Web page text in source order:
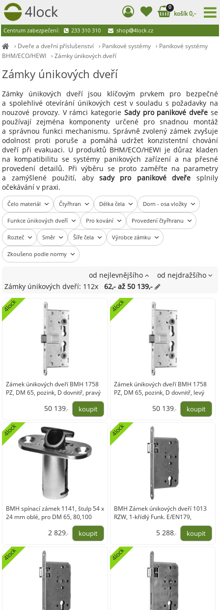
› Dveře a dveřní příslušenství › Panikové systémy › Panikové systémy
BHM/ECO/HEWI ›Zámky únikových dveří
Zámky únikových dveří
Zámky únikových dveří jsou klíčovým prvkem pro bezpečné
a spolehlivé otevírání únikových cest v souladu s požadavky na
nouzové provozy. V rámci kategorie Sady pro panikové dveřese
používají zejména komponenty určené pro snadnou montáž
a správnou funkci mechanismu. Správně zvolený zámek zvyšuje
odolnost proti poruše a pomáhá udržet konzistentní chování
dveří při evakuaci. U produktů BHM/ECO/HEWI je důraz kladen
na kompatibilitu se systémy panikových zařízení a na přesné
provedení detailů. Při výběru se proto zaměřte na parametry
a zamýšlené použití, aby sady pro panikové dveře splnily
očekávání v praxi.
Čelo materiál Čtyřhran Délka čela Dorn - osa vložky
Funkce únikových dveří Pro kování Provedení čtyřhranu
Rozteč Směr Šíře čela Výrobce zámku
Zkoušeno podle normy
od nejlevnějšího
od nejdražšího
Zámky únikových dveří: 112x
62,- až 50 139,-
Zámek únikových dveří BMH 1758
PZ, DM 65, pozink, D dovnitř, pravý
4lock
50 139,-
Zámek únikových dveří BMH 1758
PZ, DM 65, pozink, D dovnitř, levý
4lock
50 139,-
BMH spínací zámek 1141, štulp 54 x
24 mm oblé, pro DM 65, 80,100
4lock
2 829,-
BMH Zámek únikových dveří 1013
RZW, 1-křídlý Funk. E/EN179,
4lock
5 288,-
4lock 4lock
0
košík 0,-
Centrum zabezpečení: 233 310 310 shop 4lock.cz